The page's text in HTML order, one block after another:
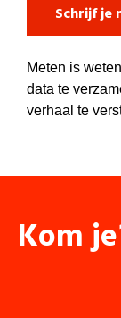
Schrijf je
Meten is
data te
verhaal te
Kom